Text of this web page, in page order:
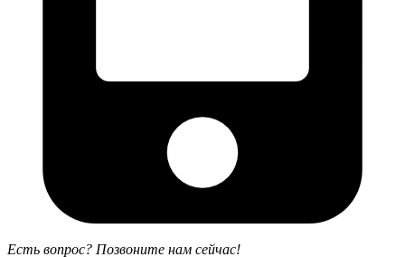
Есть вопрос? Позвоните нам сейчас!